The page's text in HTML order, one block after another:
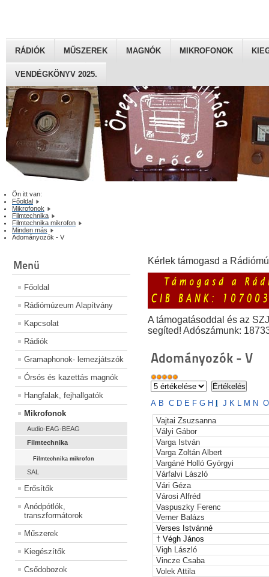
RÁDIÓK MŰSZEREK MAGNÓK MIKROFONOK
VENDÉGKÖNYV 2025.
Ön itt van:
Főoldal
Mikrofonok
Filmtechnika
Filmtechnika mikrofon
Minden más
Adományozók - V
Menü
Főoldal
Rádiómúzeum Alapítvány
Kapcsolat
Rádiók
Gramaphonok- lemezjátszók
Órsós és kazettás magnók
Hangfalak, fejhallgatók
Mikrofonok
Audio-EAG-BEAG
Filmtechnika
Filmtechnika mikrofon
SAL
Erősítők
Anódpótlók,
transzformátorok
Műszerek
Kiegészítők
Csődobozok
Kérlek támogasd a
A támogatásoddal és az
segíted! Adószámunk:
Adományozók - V
A B C D E F G H J K L M N O
Vajtai Zsuzsanna
Vályi Gábor
Varga István
Varga Zoltán Albert
Vargáné Holló Györgyi
Várfalvi László
Vári Géza
Városi Alfréd
Vaspuszky Ferenc
Verner Balázs
Verses Istvánné
† Végh János
Vigh László
Vincze Csaba
Volek Attila